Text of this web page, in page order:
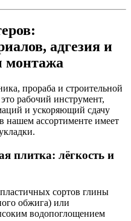
адгезия и
монтажа
прораба и строительной
рабочий инструмент,
и ускоряющий сдачу
нашем ассортименте имеет
плитка: лёгкость и
сортов глины
обжига) или
водопоглощением